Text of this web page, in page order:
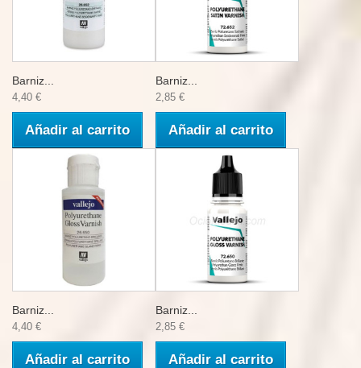
Barniz...
4,40 €
Añadir al carrito
Barniz...
2,85 €
Añadir al carrito
Barniz...
4,40 €
Añadir al carrito
Barniz...
2,85 €
Añadir al carrito